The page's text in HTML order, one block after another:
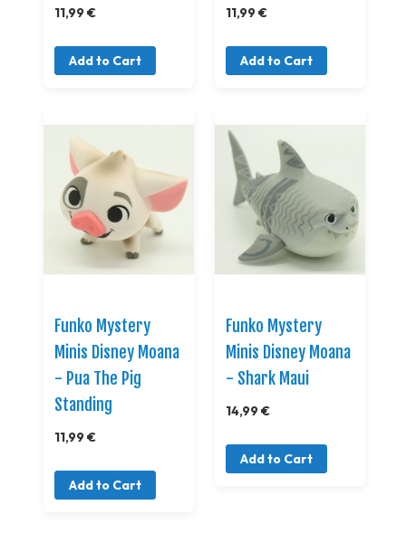
11,99 €
Add to Cart
11,99 €
Add to Cart
Funko Mystery
Minis Disney Moana
- Pua The Pig
Standing
11,99 €
Add to Cart
Funko Mystery
Minis Disney Moana
- Shark Maui
14,99 €
Add to Cart